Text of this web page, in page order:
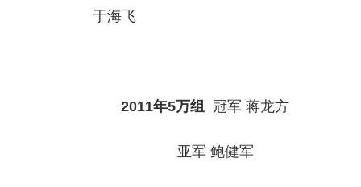
于海飞
2011年5万组 冠军 蒋龙方
亚军 鲍健军